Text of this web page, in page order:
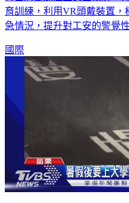
育訓練，利用VR頭戴裝置
急情況，提升對工安的警覺
國際